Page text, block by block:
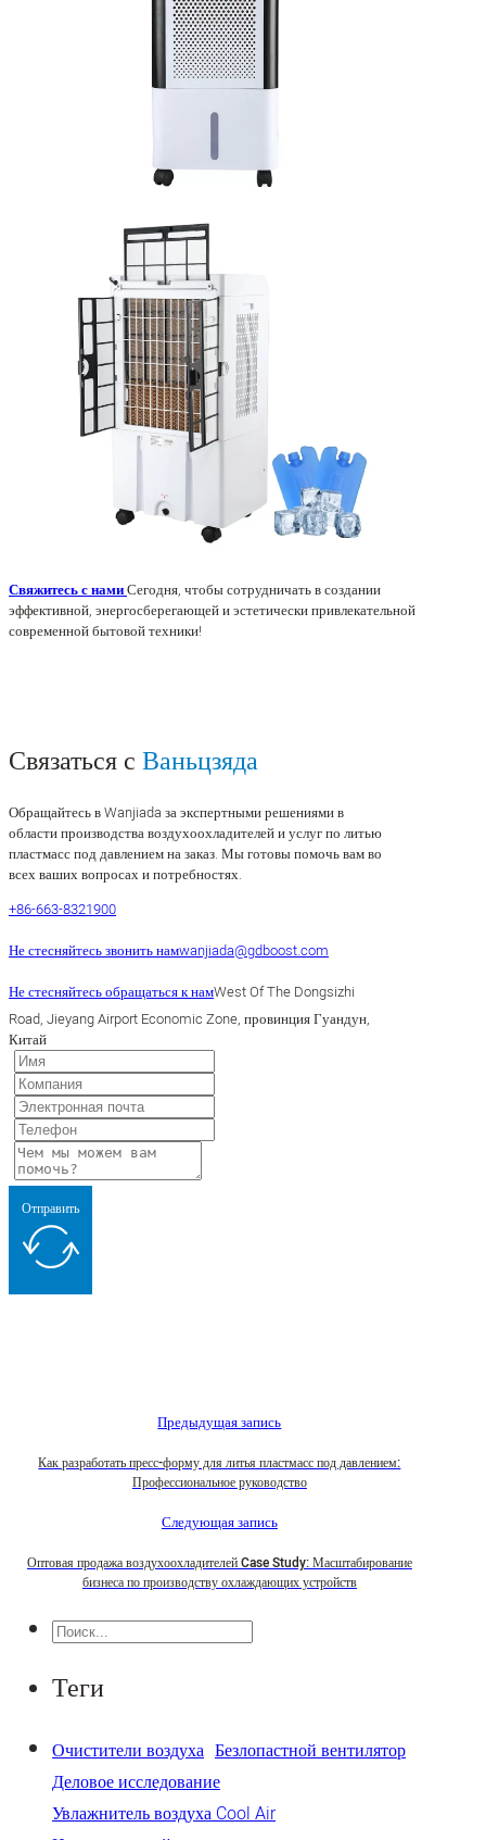
Свяжитесь с намиСегодня, чтобы сотрудничать в создании
эффективной, энергосберегающей и эстетически привлекательной
современной бытовой техники!
Связаться с Ваньцзяда
Обращайтесь в Wanjiada за экспертными решениями в
области производства воздухоохладителей и услуг по литью
пластмасс под давлением на заказ. Мы готовы помочь вам во
всех ваших вопросах и потребностях.
+86-663-8321900
Не стесняйтесь звонить намwanjiada@gdboost.com
Не стесняйтесь обращаться к намWest Of The Dongsizhi
Road, Jieyang Airport Economic Zone, провинция Гуандун,
Китай
Отправить
Предыдущая запись
Как разработать пресс-форму для литья пластмасс под давлением:
Профессиональное руководство
Следующая запись
Оптовая продажа воздухоохладителей Case Study: Масштабирование
бизнеса по производству охлаждающих устройств
Поиск
Теги
Очистители воздуха Безлопастной вентилятор
Деловое исследование
Увлажнитель воздуха Cool Air